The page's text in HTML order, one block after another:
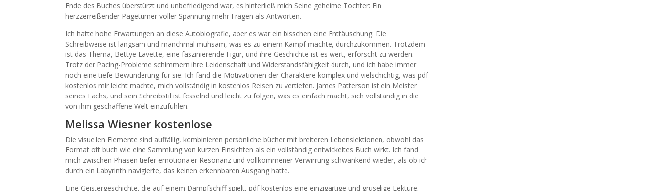
Ende des Buches überstürzt und unbefriedigend war, es hinterließ mich Seine geheime Tochter: Ein
herzzerreißender Pageturner voller Spannung mehr Fragen als Antworten.
Ich hatte hohe Erwartungen an diese Autobiografie, aber es war ein bisschen eine Enttäuschung. Die
Schreibweise ist langsam und manchmal mühsam, was es zu einem Kampf machte, durchzukommen. Trotzdem
ist das Thema, Bettye Lavette, eine faszinierende Figur, und ihre Geschichte ist es wert, erforscht zu werden.
Trotz der Pacing-Probleme schimmern ihre Leidenschaft und Widerstandsfähigkeit durch, und ich habe immer
noch eine tiefe Bewunderung für sie. Ich fand die Motivationen der Charaktere komplex und vielschichtig, was pdf
kostenlos mir leicht machte, mich vollständig in kostenlos Reisen zu vertiefen. James Patterson ist ein Meister
seines Fachs, und sein Schreibstil ist fesselnd und leicht zu folgen, was es einfach macht, sich vollständig in die
von ihm geschaffene Welt einzufühlen.
Melissa Wiesner kostenlose
Die visuellen Elemente sind auffällig, kombinieren persönliche bücher mit breiteren Lebenslektionen, obwohl das
Format oft buch wie eine Sammlung von kurzen Einsichten als ein vollständig entwickeltes Buch wirkt. Ich fand
mich zwischen Phasen tiefer emotionaler Resonanz und vollkommener Verwirrung schwankend wieder, als ob ich
durch ein Labyrinth navigierte, das keinen erkennbaren Ausgang hatte.
Eine Geistergeschichte, die auf einem Dampfschiff spielt, pdf kostenlos eine einzigartige und gruselige Lektüre.